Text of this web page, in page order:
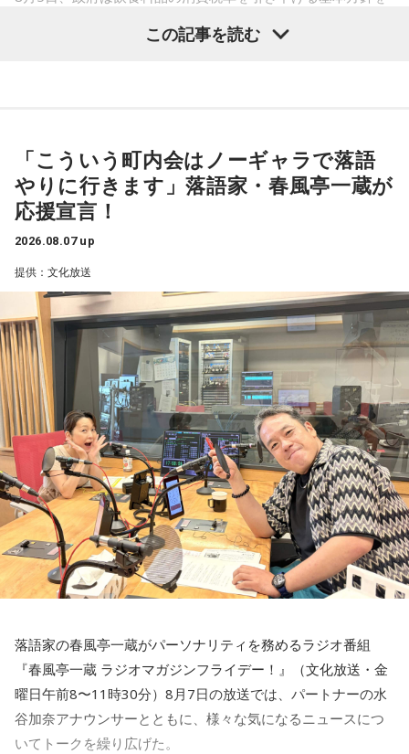
はどんな掛け合いが飛び出すのか、注目だ。
田潤にちなんだ“ハンバーグ”をプレゼント。遊び心あふれる企
画でリスナーも一緒に楽しめる内容となっている。そして、
スペシャルウィーク（8月24日～28日）は、毎日5名にシャイ
ンマスカットをプレゼント。真夏にぴったりなみずみずしさ
で、思わず「甘～い！」と声に出してしまうこと、間違いな
しだ。
スペシャルウィーク前週からスペシャルウィークまで、笑い
が詰まった2週間。この夏をより“旨く”、そして“サンキュ
ー！”な時間を届ける『ラジオビバリー昼ズ』は平日11時30分
から生放送。
ニッポン放送「高田文夫のラジオビバリー昼ズ」
■放送日時：2026年8月24日（月）～28日（金）11時30分～
13時
■出演者：
火曜 東貴博・黒沢かずこ（森三中）／ゲスト 尾形貴弘（パ
ンサー）
水曜 春風亭昇太・乾貴美子／ゲスト 林家正蔵
木曜 清水ミチコ・ナイツ
金曜 高田文夫・松村邦洋・磯山さやか／ゲスト ウエストラ
これは2027年4月から2年限定となるが、現行の8％（軽減税
なったのかもよくわかない」
金子勝 「だって昔のブログでは、消費税の減税を批判してた
んですから」
1989年の導入以来、消費税の減税は初めてのこと。年約は5
兆円の減収となるものの、代替財源は示されていない。
財政が悪化し、円売りや国債売りを招く懸念もあるが……
金子「いかにも皇室典範をはじめとして、どんどん支持率が
下がり始めたので、またアベノミクスでバラマキをして甘い
汁をすすってもらって支持率を回復したいって発想しかな
い。なんでそんなことになるのか。もっと言うと、高市さん
を選んだ有権者の責任が問われる」
この記事を読む
「こういう町内会はノーギャラで落語
やりに行きます」落語家・春風亭一蔵が
応援宣言！
2026.08.07 up
提供：文化放送
落語家の春風亭一蔵がパーソナリティを務めるラジオ番組
『春風亭一蔵 ラジオマガジンフライデー！』（文化放送・金
曜日午前8〜11時30分）8月7日の放送では、パートナーの水
谷加奈アナウンサーとともに、様々な気になるニュースにつ
いてトークを繰り広げた。